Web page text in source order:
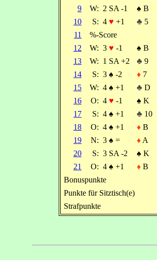
9
W: 2 SA -1 ♠ B
10
S: 4 ♥ +1 ♣ 5
11
%-Score
12
W: 3 ♥ -1 ♠ B
13
W: 1 SA +2 ♣ 9
14
S: 3 ♠ -2 ♦ 7
15
W: 4 ♠ +1 ♣ D
16
O: 4 ♥ -1 ♠ K
17
S: 4 ♠ +1 ♣ 10
18
O: 4 ♠ +1 ♦ B
19
N: 3 ♠ = ♦ A
20
S: 3 SA -2 ♠ K
21
O: 4 ♠ +1 ♦ B
Bonuspunkte
Punkte für Sitztisch(e)
Strafpunkte